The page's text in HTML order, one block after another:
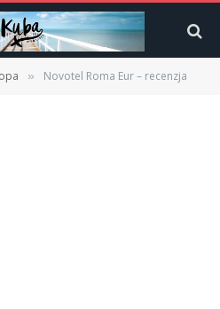
» Novotel Roma Eur – recenzja